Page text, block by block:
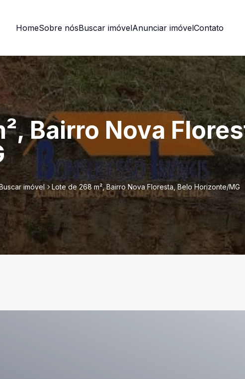
HomeSobre nósBuscar imóvelAnunciar imóvelContato
Bairro Nova
imóvel Lote de 268 m², Bairro Nova Floresta, Belo Horizonte/MG